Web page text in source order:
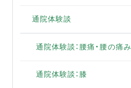
通院体験談
通院体験談：腰痛・腰の痛み
通院体験談：膝